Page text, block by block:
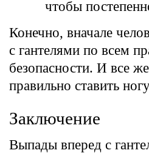
чтобы
Конечно, вначале
с гантелями по всем
безопасности. И все
правильно ставить
Заключение
Выпады вперед с